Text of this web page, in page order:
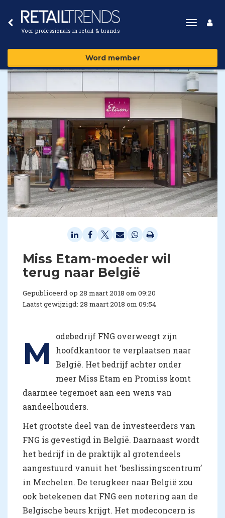
Voor professionals in retail & brands
Toggle
Word member
Miss Etam-moeder wil
terug naar België
Gepubliceerd op 28 maart 2018 om 09:20
Laatst gewijzigd: 28 maart 2018 om 09:54
M
odebedrijf FNG overweegt zijn
hoofdkantoor te verplaatsen naar
België. Het bedrijf achter onder
meer Miss Etam en Promiss komt
daarmee tegemoet aan een wens van
aandeelhouders.
Het grootste deel van de investeerders van
FNG is gevestigd in België. Daarnaast wordt
het bedrijf in de praktijk al grotendeels
aangestuurd vanuit het ‘beslissingscentrum’
in Mechelen. De terugkeer naar België zou
ook betekenen dat FNG een notering aan de
Belgische beurs krijgt. Het modeconcern is